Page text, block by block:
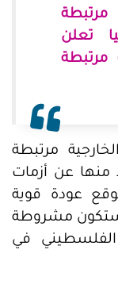
مرتبطة
تعلن
مرتبطة
مرتبطة
منها عن أزمات
عودة قوية
عادت فستكون مشروطة
في